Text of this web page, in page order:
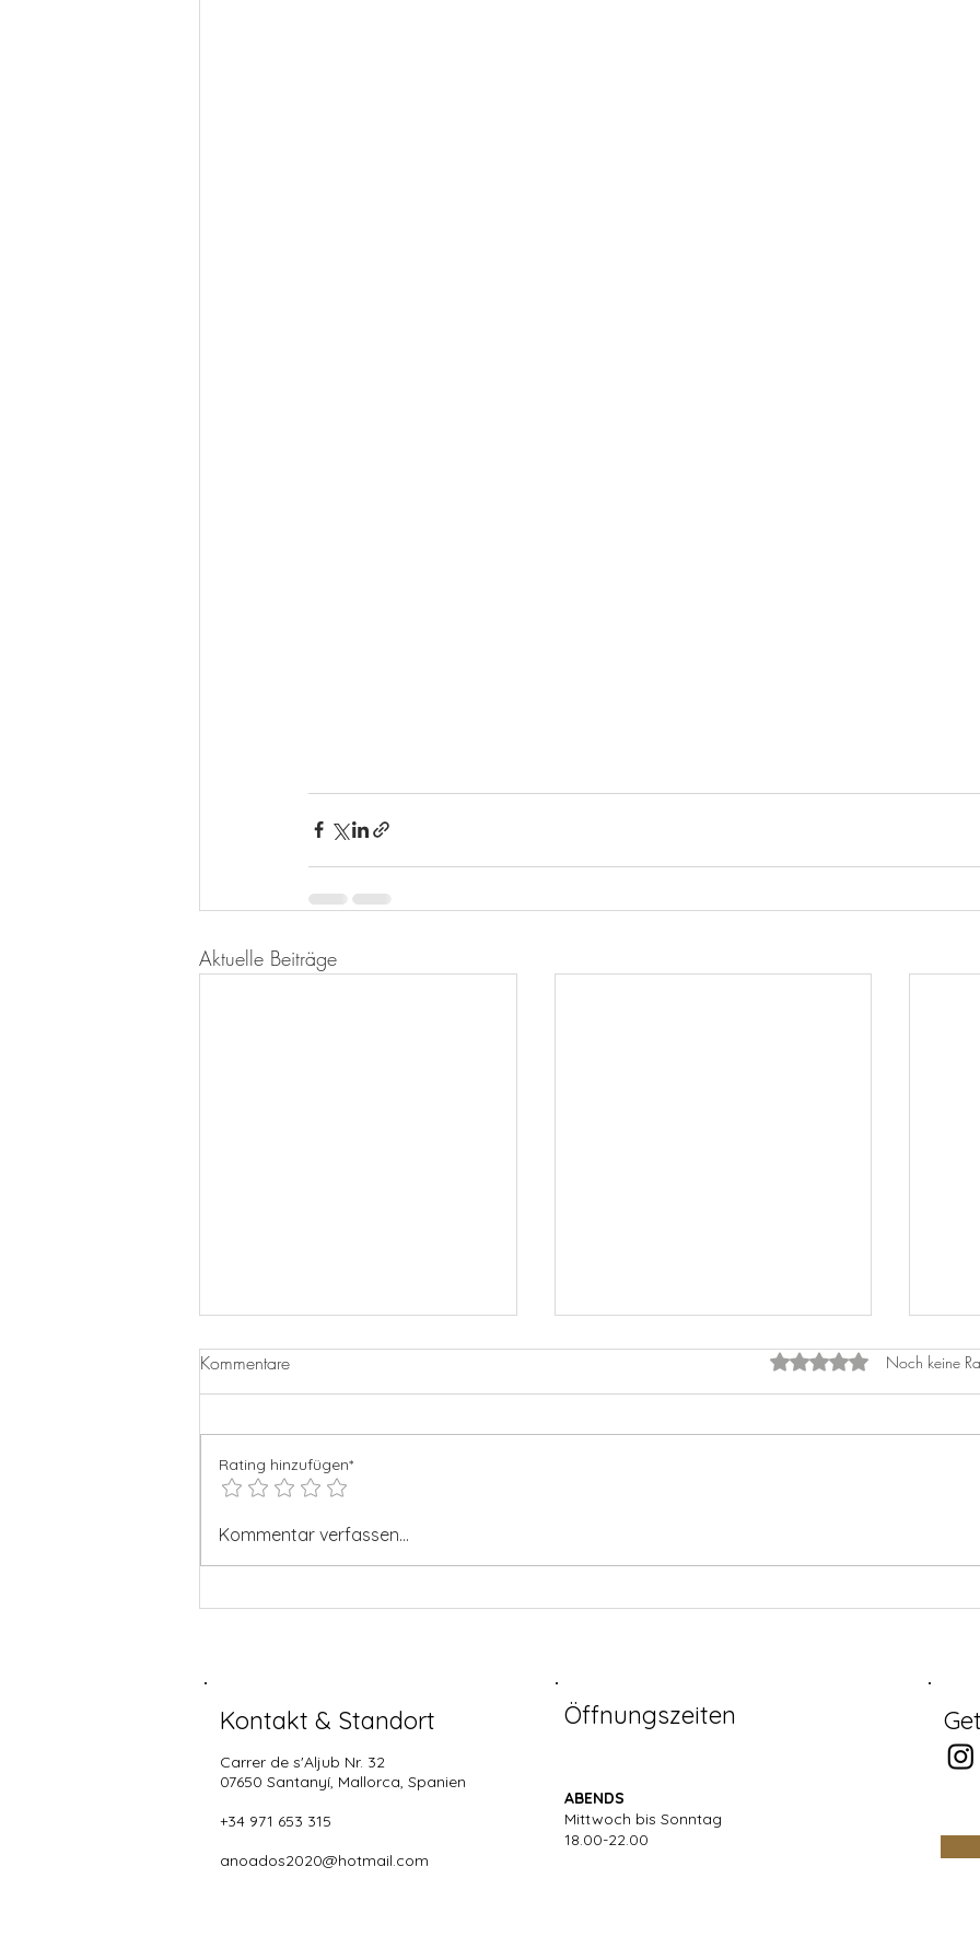
Aktuelle Beiträge
KÜCHE HEUTE BIS 21.00!!⚽️
Kommentare Mit 0 von 5 Sternen
Noch keine
Rating hinzufügen*
Kommentar verfassen...
Kontakt & Standort
Carrer de s'Aljub Nr. 32
07650 Santanyí, Mallorca, Spanien
+34 971 653 315
anoados2020@hotmail.com
Öffnungszeiten
ABENDS
Mittwoch bis Sonntag​
18.00-22.00